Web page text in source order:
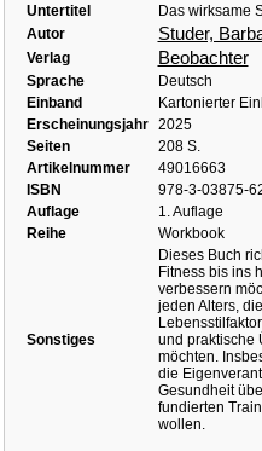
Untertitel
Das wirksame
Autor
Studer,
Verlag Beobachter
Sprache
Deutsch
Einband
Kartonierter
Erscheinungsjahr
2025
Seiten
208 S.
Artikelnummer
49016663
ISBN
978-3-03875-
Auflage
1. Auflage
Reihe
Workbook
Sonstiges
Dieses Buch
Fitness bis ins
verbessern
jeden Alters,
und praktische
möchten.
die
Gesundheit
fundierten
wollen.